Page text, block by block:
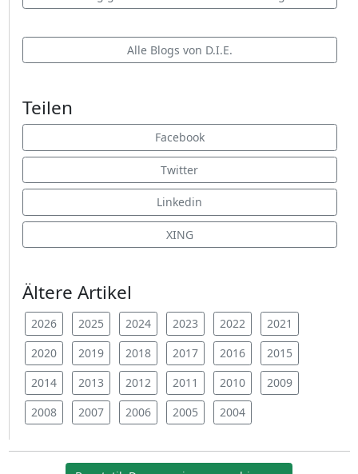
Alle Blogs von D.I.E.
Teilen
Facebook
Twitter
Linkedin
XING
Ältere Artikel
2026 2025 2024 2023 2022
2021
2020
2019 2018 2017 2016
2015
2014
2013 2012 2011 2010
2009
2008
2007 2006 2005 2004